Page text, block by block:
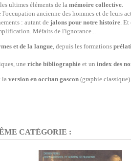
ultimes éléments de lamémoire collective.
l'occupation ancienne des hommes et de leurs
: autant de jalons pour notre histoire. Et
Méfaits de l'ignorance...
et de la langue, depuis les formations
uneriche bibliographie et un index des
la version en occitan gascon (graphie
CATÉGORIE :